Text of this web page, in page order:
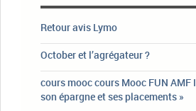
Retour avis Lymo
October et l’agrégateur ?
cours mooc cours Mooc FUN AMF
son épargne et ses placements »